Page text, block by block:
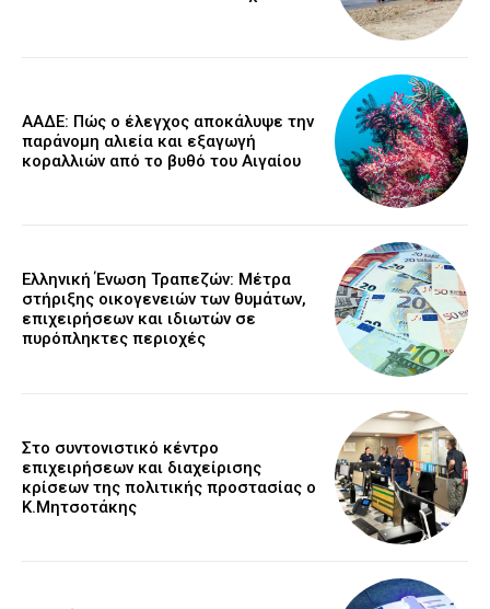
ΑΑΔΕ: Πώς ο έλεγχος αποκάλυψε την
παράνομη αλιεία και εξαγωγή
κοραλλιών από το βυθό του Αιγαίου
Ελληνική Ένωση Τραπεζών: Μέτρα
στήριξης οικογενειών των θυμάτων,
επιχειρήσεων και ιδιωτών σε
πυρόπληκτες περιοχές
Στο συντονιστικό κέντρο
επιχειρήσεων και διαχείρισης
κρίσεων της πολιτικής προστασίας ο
Κ.Μητσοτάκης